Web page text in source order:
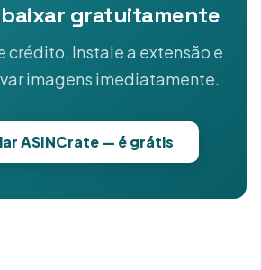
baixar gratuitamente
crédito. Instale a extensão e
imagens imediatamente.
ASINCrate — é grátis